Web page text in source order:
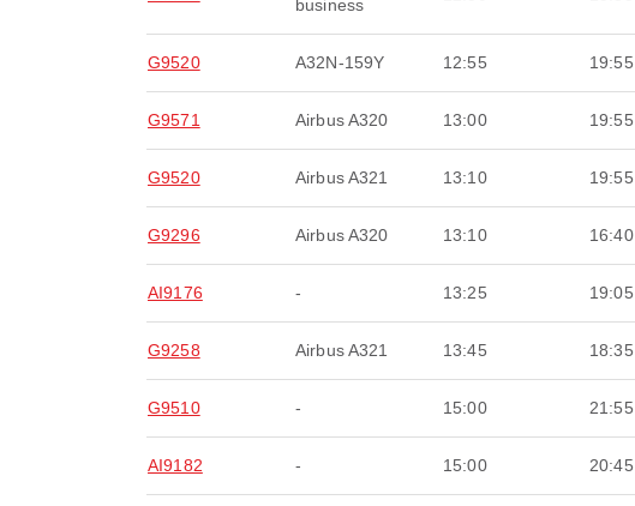
business
G9520 A32N-159Y 12:55 19:55
G9571 Airbus A320 13:00 19:55
G9520 Airbus A321 13:10 19:55
G9296 Airbus A320 13:10 16:40
AI9176 - 13:25 19:05
G9258 Airbus A321 13:45 18:35
G9510 - 15:00 21:55
AI9182 - 15:00 20:45